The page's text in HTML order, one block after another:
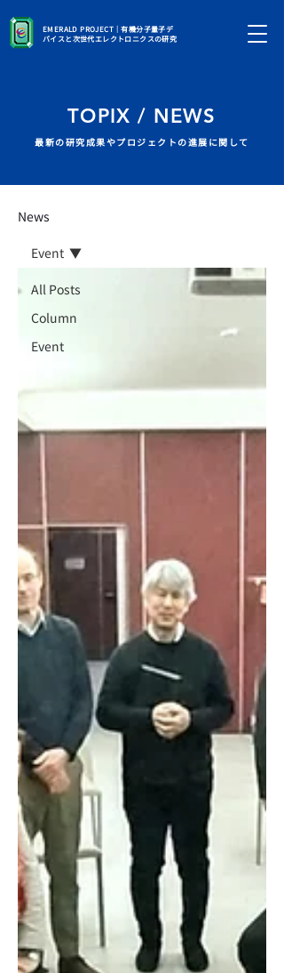
EMERALD PROJECT｜有機分子量子デ
バイスと次世代エレクトロニクスの研究
TOPIX / NEWS
最新の研究成果やプロジェクトの進展に関して
News
All Posts
Column
Event
Event